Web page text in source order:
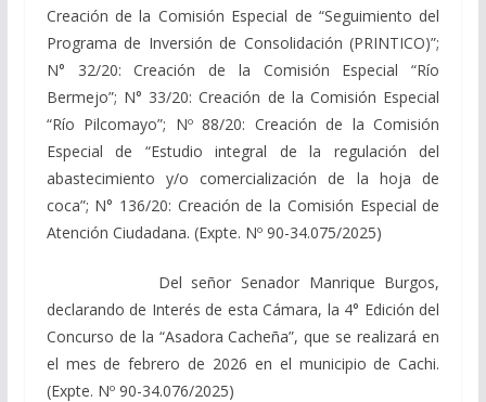
Creación de la Comisión Especial de “Seguimiento del
Programa de Inversión de Consolidación (PRINTICO)”;
N° 32/20: Creación de la Comisión Especial “Río
Bermejo”; N° 33/20: Creación de la Comisión Especial
“Río Pilcomayo”; Nº 88/20: Creación de la Comisión
Especial de “Estudio integral de la regulación del
abastecimiento y/o comercialización de la hoja de
coca”; N° 136/20: Creación de la Comisión Especial de
Atención Ciudadana. (Expte. Nº 90-34.075/2025)
Del señor Senador Manrique Burgos,
declarando de Interés de esta Cámara, la 4° Edición del
Concurso de la “Asadora Cacheña”, que se realizará en
el mes de febrero de 2026 en el municipio de Cachi.
(Expte. Nº 90-34.076/2025)